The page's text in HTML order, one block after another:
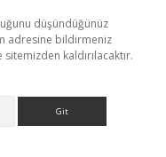
düşündüğünüz
adresine bildirmeniz
kaldırılacaktır.